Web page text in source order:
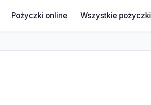
Pożyczki online Wszystkie pożyczki